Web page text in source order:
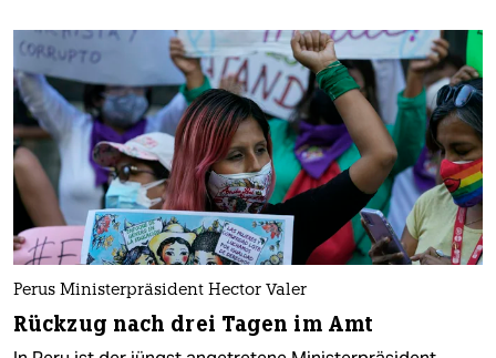
Perus Ministerpräsident Hector Valer
Rückzug nach drei Tagen im Amt